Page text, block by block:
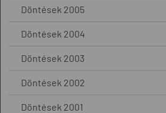
Döntések 2005
Döntések 2004
Döntések 2003
Döntések 2002
Döntések 2001